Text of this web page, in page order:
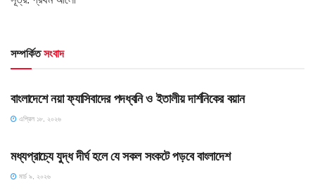
সম্পর্কিতসংবাদ
HOME POST
বাংলাদেশে নয়া ফ্যাসিবাদের পদধ্বনি ও ইতালীয় দার্শনিকের বয়ান
এপ্রিল ১৮, ২০২৬
মধ্যপ্রাচ্যে যুদ্ধ দীর্ঘ হলে যে সকল সংকটে পড়বে বাংলাদেশ
মার্চ ৯, ২০২৬